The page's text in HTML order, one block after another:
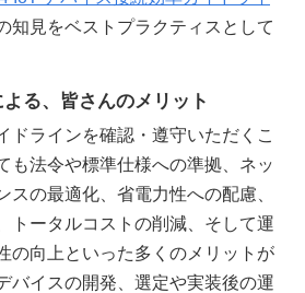
知見をベストプラクティスとして
る、皆さんのメリット
ドラインを確認・遵守いただくこ
も法令や標準仕様への準拠、ネッ
スの最適化、省電力性への配慮、
トータルコストの削減、そして運
の向上といった多くのメリットが
バイスの開発、選定や実装後の運